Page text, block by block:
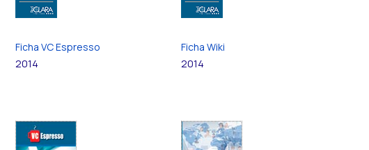
Ficha VC Espresso
2014
Ficha Wiki
2014